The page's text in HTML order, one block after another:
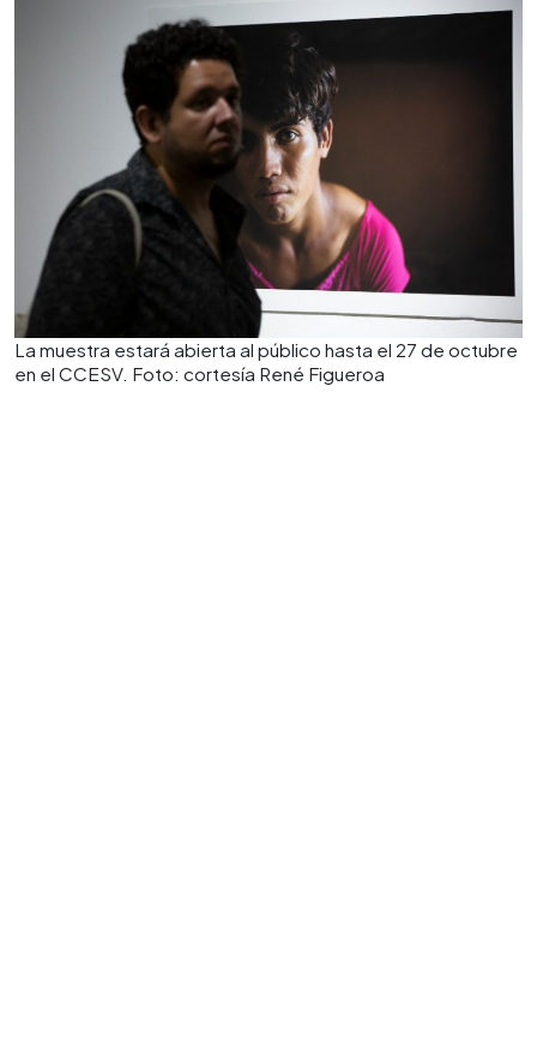
La muestra estará abierta al público hasta el 27 de octubre
en el CCESV. Foto: cortesía René Figueroa